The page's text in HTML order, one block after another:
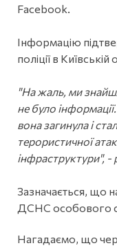
Facebook.
Інформацію
поліції в
"На жаль, ми
не було
вона загинула і
терористичної
інфраструктури", -
Зазначається, що
ДСНС особового
Нагадаємо, що